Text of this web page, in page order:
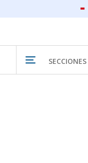
SECCIONES